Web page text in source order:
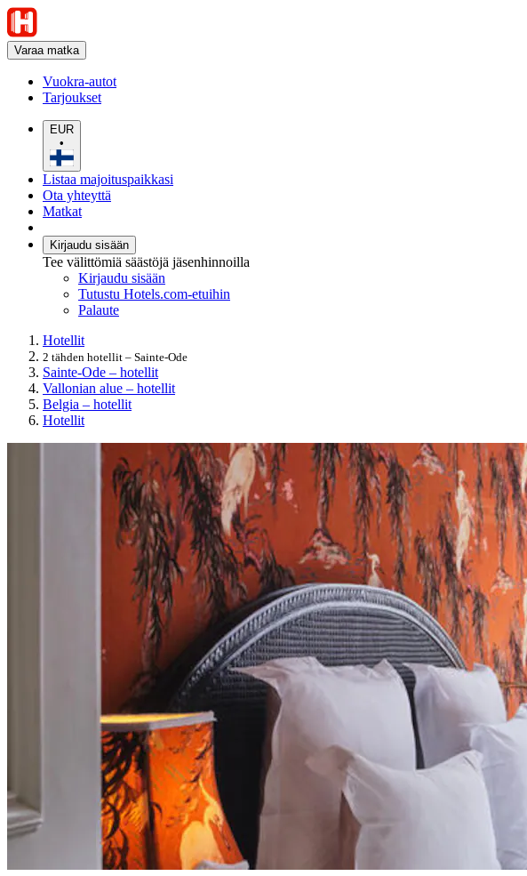
Varaa matka
Vuokra-autot
Tarjoukset
EUR
•
Listaa majoituspaikkasi
Ota yhteyttä
Matkat
Kirjaudu sisään
Tee välittömiä säästöjä jäsenhinnoilla
Kirjaudu sisään
Tutustu Hotels.com-etuihin
Palaute
Hotellit
2 tähden hotellit – Sainte-Ode
Sainte-Ode – hotellit
Vallonian alue – hotellit
Belgia – hotellit
Hotellit